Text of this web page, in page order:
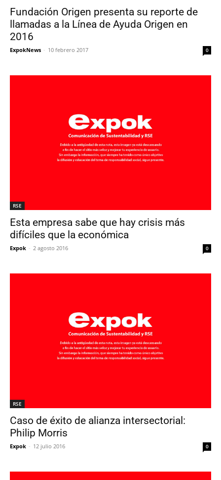
Fundación Origen presenta su reporte de
llamadas a la Línea de Ayuda Origen en
2016
ExpokNews - 10 febrero 2017 0
RSE
Esta empresa sabe que hay crisis más
difíciles que la económica
Expok - 2 agosto 2016 0
RSE
Caso de éxito de alianza intersectorial:
Philip Morris
Expok - 12 julio 2016 0